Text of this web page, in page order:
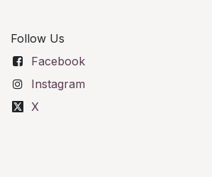
Follow Us
Facebook
Instagram
X